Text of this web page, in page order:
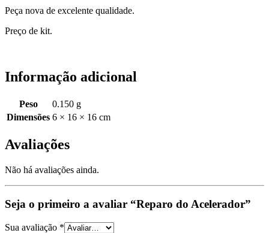
Peça nova de excelente qualidade.
Preço de kit.
Informação adicional
Peso
0.150 g
Dimensões 6 × 16 × 16 cm
Avaliações
Não há avaliações ainda.
Seja o primeiro a avaliar “Reparo do Acelerador”
Sua avaliação *